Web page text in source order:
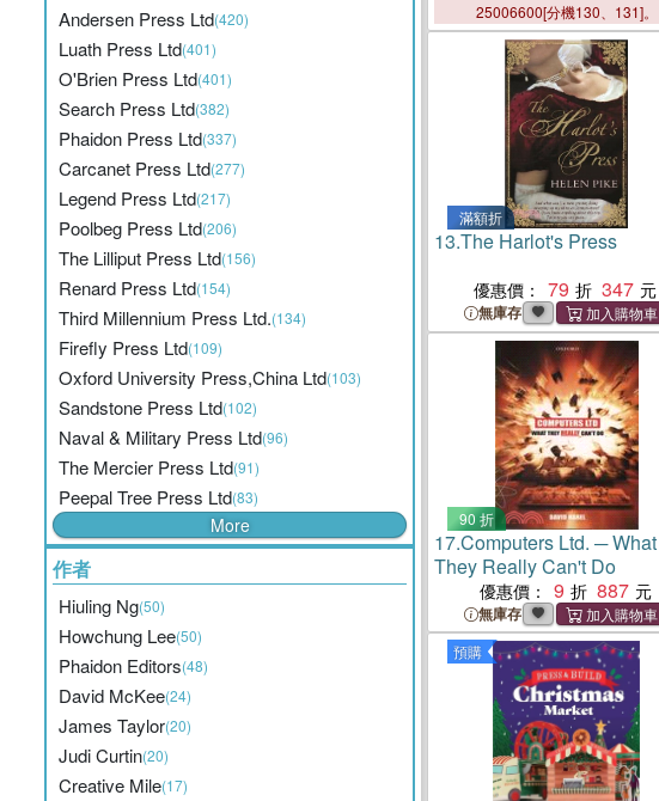
Andersen Press Ltd(420)
Luath Press Ltd(401)
O'Brien Press Ltd(401)
Search Press Ltd(382)
Phaidon Press Ltd(337)
Carcanet Press Ltd(277)
Legend Press Ltd(217)
Poolbeg Press Ltd(206)
The Lilliput Press Ltd(156)
Renard Press Ltd(154)
Third Millennium Press Ltd.(134)
Firefly Press Ltd(109)
Oxford University Press,China Ltd(103)
Sandstone Press Ltd(102)
Naval & Military Press Ltd(96)
The Mercier Press Ltd(91)
Peepal Tree Press Ltd(83)
More
作者
Hiuling Ng(50)
Howchung Lee(50)
Phaidon Editors(48)
David McKee(24)
James Taylor(20)
Judi Curtin(20)
Creative Mile(17)
25006600[分機130、131]。
滿額折
13.The Harlot's Press
優惠價： 79 347
無庫存
90 折
17.Computers Ltd. ─ What
They Really Can't Do
優惠價： 9 887
無庫存
預購